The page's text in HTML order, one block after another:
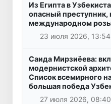
Из Египта в
опасный преступник,
международном
23 июля 2026, 13:54
Саида Мирзиёева:
модернистской
Список всемирного
большая победа
27 июля 2026, 08:40